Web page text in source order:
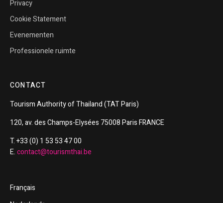
Privacy
Cookie Statement
Evenementen
Professionele ruimte
CONTACT
TourismAuthority ofThailand(TAT Paris)
120, av. des Champs-Elysées 75008 Paris FRANCE
T. +33 (0) 1 53 53 47 00
E.contact@tourismthai.be
Français